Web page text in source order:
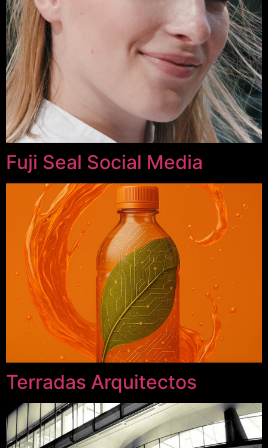
Fuji Seal Social Media
Terradas Arquitectos